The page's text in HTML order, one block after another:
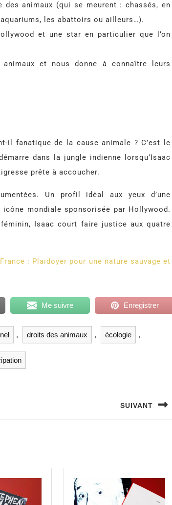
des animaux (qui se meurent : chassés, en
les abattoirs ou ailleurs…).
et une star en particulier que l’on
animaux et nous donne à connaître leurs
il fanatique de la cause animale ? C’est le
dans la jungle indienne lorsqu’Isaac
prête à accoucher.
Un profil idéal aux yeux d’une
mondiale sponsorisée par Hollywood.
Isaac court faire justice aux quatre
: Plaidoyer pour une nature sauvage et
Me suivre Enregistrer
, droits des animaux , écologie ,
SUIVANT